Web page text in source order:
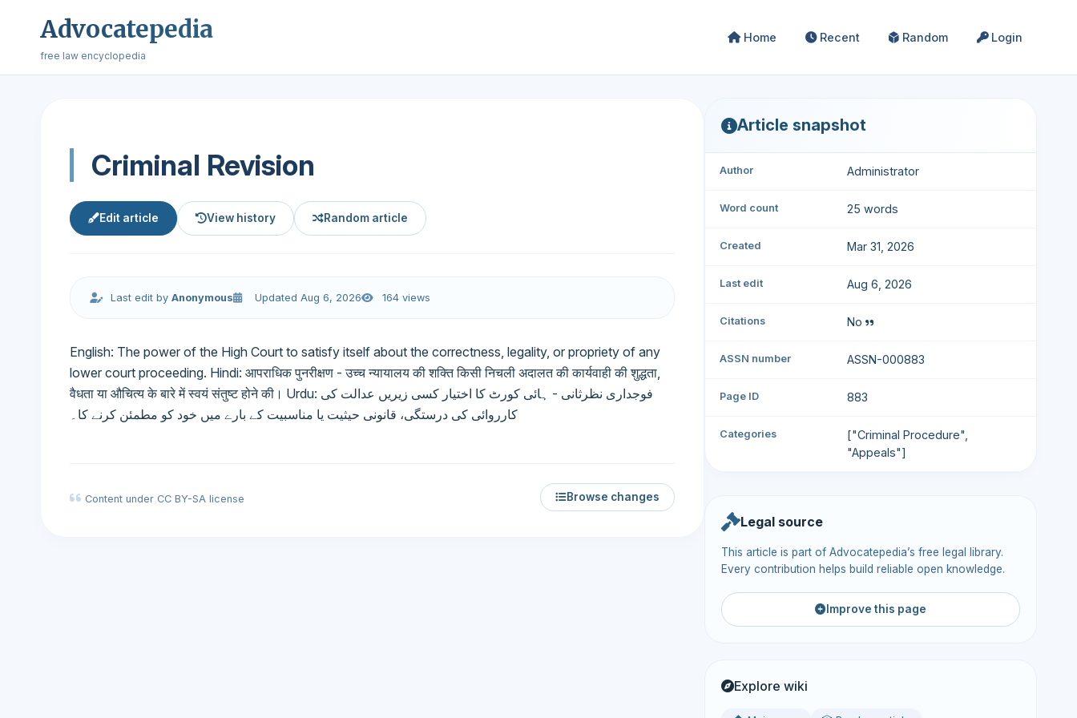
Advocatepedia
free law encyclopedia
Home Recent Random Login
Criminal Revision
Edit article View history Random article
Last edit byAnonymous Updated Aug 6, 2026 164 views
English: The power of the High Court to satisfy itself about the correctness, legality, or propriety of any
lower court proceeding. Hindi: आपराधिक पुनरीक्षण - उच्च न्यायालय की शक्ति किसी निचली अदालत की कार्यवाही की शुद्धता,
वैधता या औचित्य के बारे में स्वयं संतुष्ट होने की। Urdu: فوجداری نظرثانی - ہائی کورٹ کا اختیار کسی زیریں عدالت کی
کارروائی کی درستگی، قانونی حیثیت یا مناسبیت کے بارے میں خود کو مطمئن کرنے کا۔
Content under CC BY-SA license Browse changes
Article snapshot
Author Administrator
Word count 25 words
Created Mar 31, 2026
Last edit Aug 6, 2026
Citations No
ASSN number ASSN-000883
Page ID 883
Categories
["Criminal Procedure",
"Appeals"]
Legal source
This article is part of Advocatepedia’s free legal library.
Every contribution helps build reliable open knowledge.
Improve this page
Explore wiki